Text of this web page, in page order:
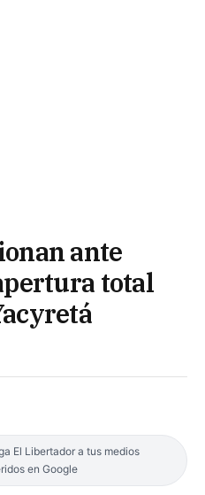
ante
total
El Libertador a tus medios
en Google